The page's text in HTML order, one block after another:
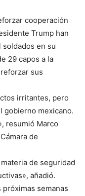
cooperación
Trump han
soldados en su
29 capos a la
sus
irritantes, pero
gobierno mexicano.
resumió Marco
de
de seguridad
añadió.
semanas